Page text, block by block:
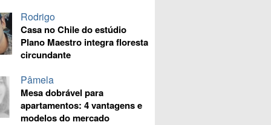
Rodrigo
Casa no Chile do estúdio
Plano Maestro integra floresta
circundante
Pâmela
Mesa dobrável para
apartamentos: 4 vantagens e
modelos do mercado